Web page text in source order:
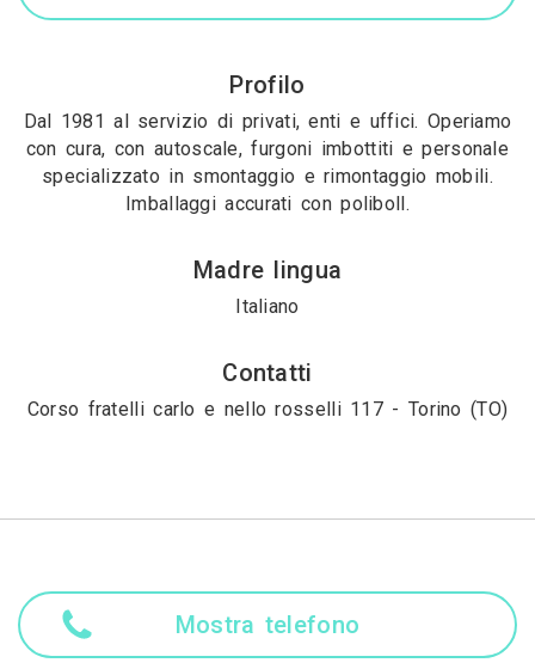
Profilo
Dal 1981 al servizio di privati, enti e uffici. Operiamo
con cura, con autoscale, furgoni imbottiti e personale
specializzato in smontaggio e rimontaggio mobili.
Imballaggi accurati con poliboll.
Madre lingua
Italiano
Contatti
Corso fratelli carlo e nello rosselli 117 - Torino (TO)
Mostra telefono